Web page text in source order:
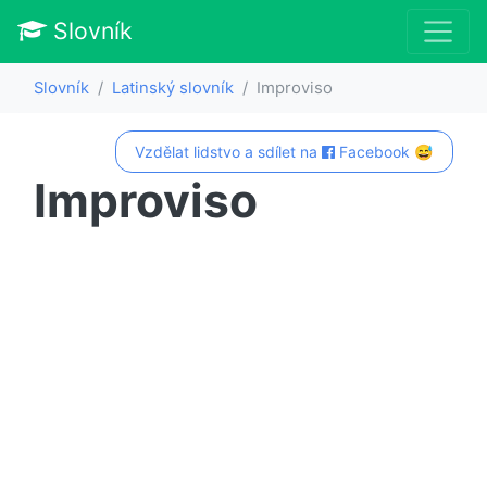
Slovník
Slovník Latinský slovník Improviso
Vzdělat lidstvo a sdílet na Facebook 😅
Improviso